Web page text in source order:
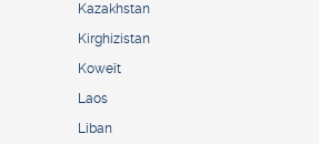
Kazakhstan
Kirghizistan
Koweït
Laos
Liban